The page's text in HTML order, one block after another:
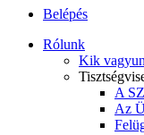
Belépés
Rólunk
Kik
A
Az